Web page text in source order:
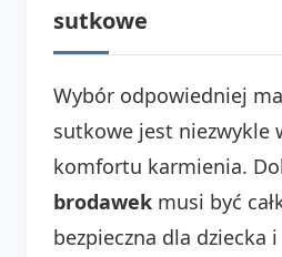
sutkowe
Wybór odpowiedniej
sutkowe jest niezwykle
komfortu karmienia.
brodawek musi być
bezpieczna dla dziecka